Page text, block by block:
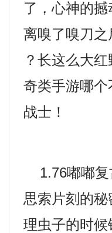
了，心神的
离嗅了嗅刀
？长这么大
奇类手游哪
战士！
1.76嘟嘟复
思索片刻的
理虫子的时